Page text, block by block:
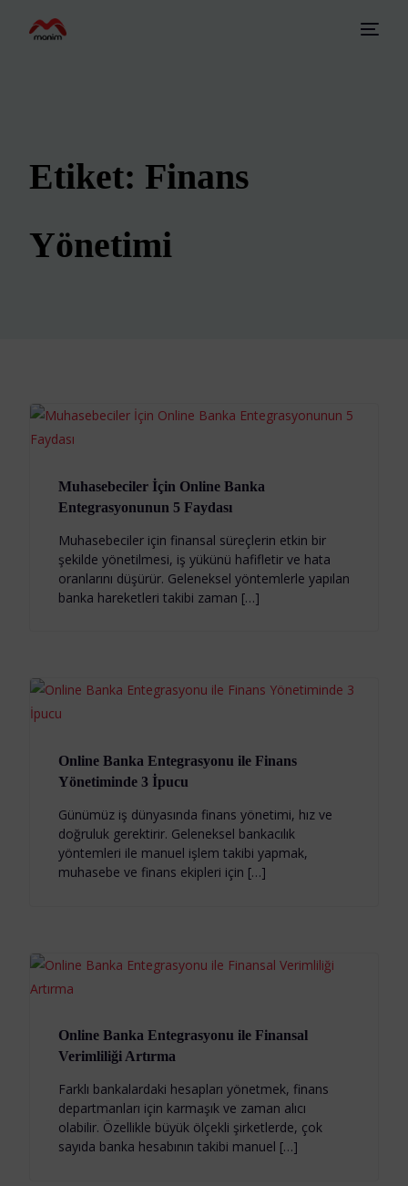
Etiket: Finans
Yönetimi
Muhasebeciler İçin Online Banka
Entegrasyonunun 5 Faydası
Muhasebeciler için finansal süreçlerin etkin bir
şekilde yönetilmesi, iş yükünü hafifletir ve hata
oranlarını düşürür. Geleneksel yöntemlerle yapılan
banka hareketleri takibi zaman […]
Online Banka Entegrasyonu ile Finans
Yönetiminde 3 İpucu
Günümüz iş dünyasında finans yönetimi, hız ve
doğruluk gerektirir. Geleneksel bankacılık
yöntemleri ile manuel işlem takibi yapmak,
muhasebe ve finans ekipleri için […]
Online Banka Entegrasyonu ile Finansal
Verimliliği Artırma
Farklı bankalardaki hesapları yönetmek, finans
departmanları için karmaşık ve zaman alıcı
olabilir. Özellikle büyük ölçekli şirketlerde, çok
sayıda banka hesabının takibi manuel […]